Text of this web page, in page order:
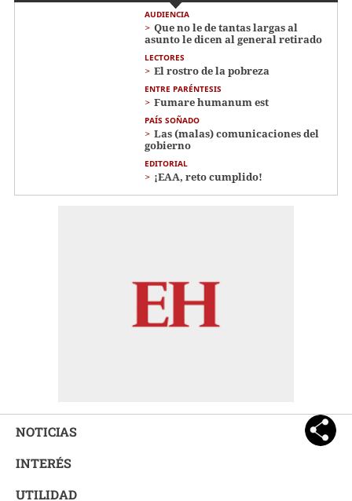
AUDIENCIA
Que no le de tantas largas al
asunto le dicen al general retirado
LECTORES
El rostro de la pobreza
ENTRE PARÉNTESIS
Fumare humanum est
PAÍS SOÑADO
Las (malas) comunicaciones del
gobierno
EDITORIAL
¡EAA, reto cumplido!
NOTICIAS
INTERÉS
UTILIDAD